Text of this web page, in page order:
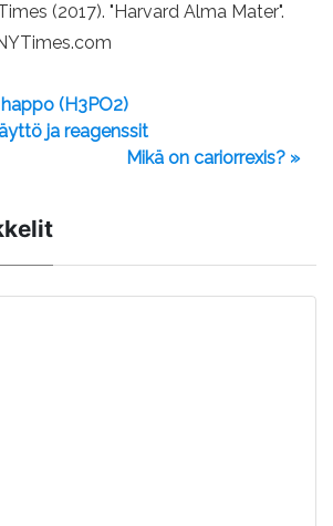
(2017). "Harvard Alma Mater".
(H3PO2)
ja reagenssit
Mikä on cariorrexis? »